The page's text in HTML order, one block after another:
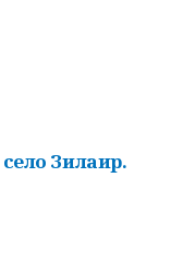
Зилаир.